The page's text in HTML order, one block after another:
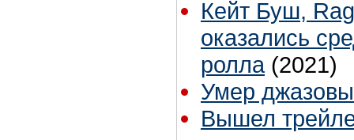
Кейт Буш,
оказались
ролла (2021)
Умер
Вышел